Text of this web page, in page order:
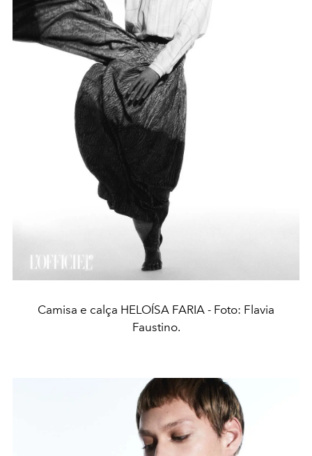
Camisa e calça HELOÍSA FARIA - Foto: Flavia
Faustino.